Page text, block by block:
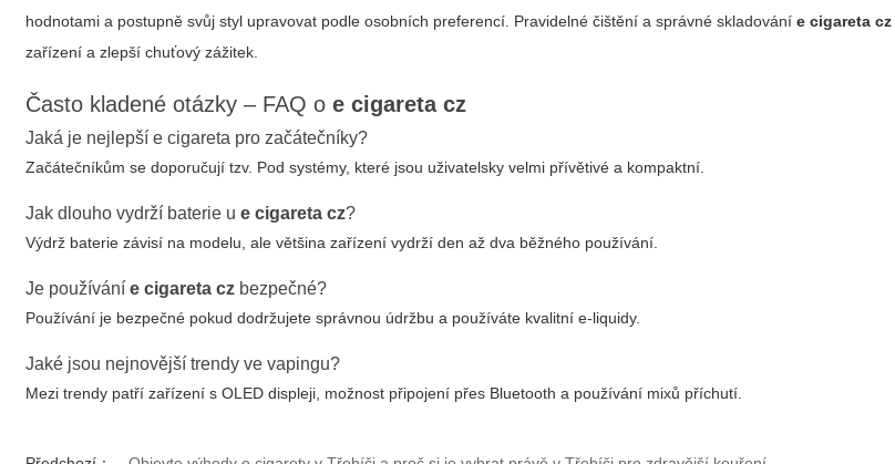
hodnotami a postupně svůj styl upravovat podle osobních preferencí. Pravidelné čištění a správné skladováníe cigareta cz
zařízení a zlepší chuťový zážitek.
Často kladené otázky – FAQ oe cigareta cz
Jaká je nejlepší e cigareta pro začátečníky?
Začátečníkům se doporučují tzv. Pod systémy, které jsou uživatelsky velmi přívětivé a kompaktní.
Jak dlouho vydrží baterie ue cigareta cz?
Výdrž baterie závisí na modelu, ale většina zařízení vydrží den až dva běžného používání.
Je používáníe cigareta cz bezpečné?
Používání je bezpečné pokud dodržujete správnou údržbu a používáte kvalitní e-liquidy.
Jaké jsou nejnovější trendy ve vapingu?
Mezi trendy patří zařízení s OLED displeji, možnost připojení přes Bluetooth a používání mixů příchutí.